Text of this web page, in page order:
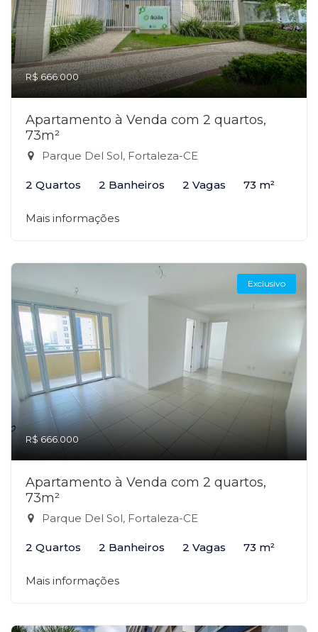
R$ 666.000
Apartamento à Venda com 2 quartos,
73m²
Parque Del Sol, Fortaleza-CE
2 Quartos 2 Banheiros 2 Vagas 73 m²
Mais informações
Exclusivo
R$ 666.000
Apartamento à Venda com 2 quartos,
73m²
Parque Del Sol, Fortaleza-CE
2 Quartos 2 Banheiros 2 Vagas 73 m²
Mais informações